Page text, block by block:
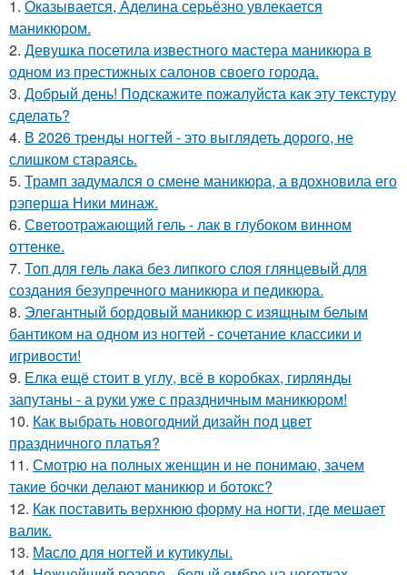
1. Оказывается, Аделина серьёзно увлекается
маникюром.
2. Девушка посетила известного мастера маникюра в
одном из престижных салонов своего города.
3. Добрый день! Подскажите пожалуйста как эту текстуру
сделать?
4. В 2026 тренды ногтей - это выглядеть дорого, не
слишком стараясь.
5. Трамп задумался о смене маникюра, а вдохновила его
рэперша Ники минаж.
6. Светоотражающий гель - лак в глубоком винном
оттенке.
7. Топ для гель лака без липкого слоя глянцевый для
создания безупречного маникюра и педикюра.
8. Элегантный бордовый маникюр с изящным белым
бантиком на одном из ногтей - сочетание классики и
игривости!
9. Елка ещё стоит в углу, всё в коробках, гирлянды
запутаны - а руки уже с праздничным маникюром!
10. Как выбрать новогодний дизайн под цвет
праздничного платья?
11. Смотрю на полных женщин и не понимаю, зачем
такие бочки делают маникюр и ботокс?
12. Как поставить верхнюю форму на ногти, где мешает
валик.
13. Масло для ногтей и кутикулы.